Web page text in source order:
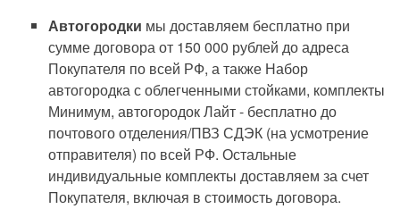
Автогородки мы доставляем бесплатно при
сумме договора от 150 000 рублей до адреса
Покупателя по всей РФ, а также Набор
автогородка с облегченными стойками, комплекты
Минимум, автогородок Лайт - бесплатно до
почтового отделения/ПВЗ СДЭК (на усмотрение
отправителя) по всей РФ. Остальные
индивидуальные комплекты доставляем за счет
Покупателя, включая в стоимость договора.